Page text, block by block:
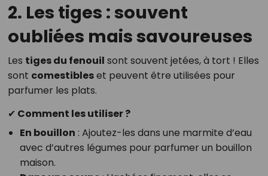
2. Les tiges : souvent
oubliées mais savoureuses
Les tiges du fenouil sont souvent jetées, à tort ! Elles
sont comestibleset peuvent être utilisées pour
parfumer les plats.
✔ Comment les utiliser ?
En bouillon : Ajoutez-les dans une marmite d’eau
avec d’autres légumes pour parfumer un bouillon
maison.